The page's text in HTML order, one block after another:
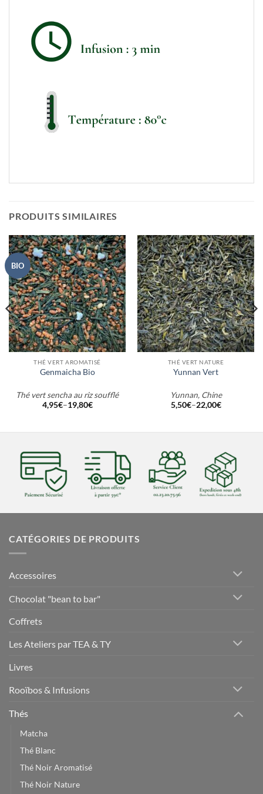
PRODUITS SIMILAIRES
BIO
THÉ VERT AROMATISÉ
Genmaicha Bio
Thé vert sencha au riz soufflé
4,95€–19,80€
THÉ VERT NATURE
Yunnan Vert
Yunnan, Chine
5,50€–22,00€
CATÉGORIES DE PRODUITS
Accessoires
Chocolat "bean to bar"
Coffrets
Les Ateliers par TEA & TY
Livres
Rooïbos & Infusions
Thés
Matcha
Thé Blanc
Thé Noir Aromatisé
Thé Noir Nature